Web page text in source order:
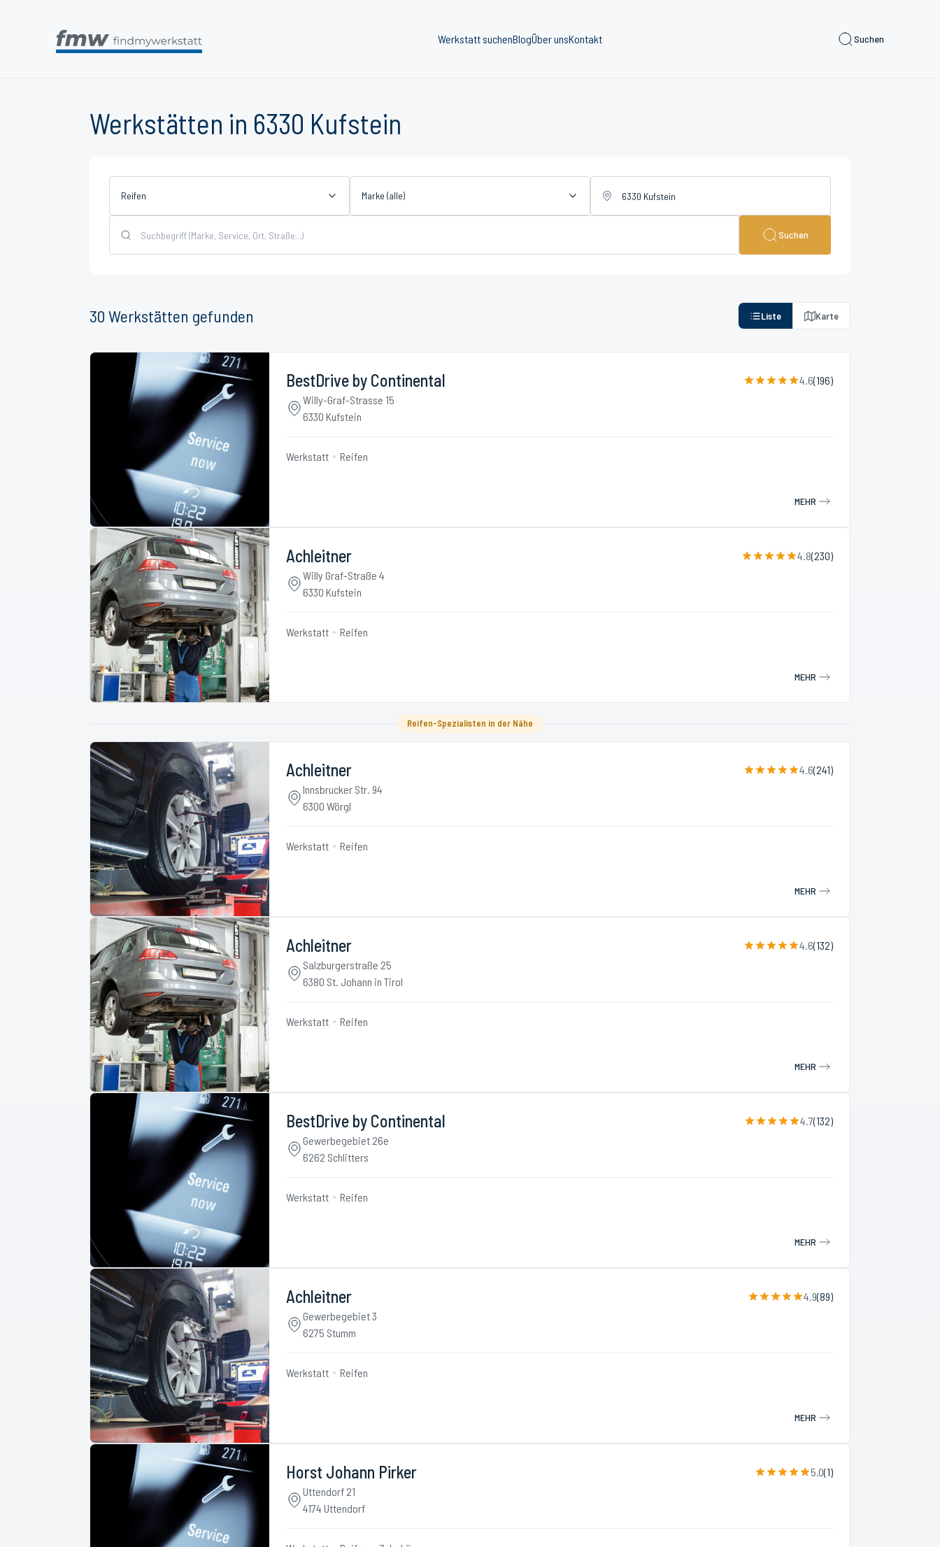
Werkstatt suchenBlogÜber unsKontakt Suchen
Werkstätten in 6330 Kufstein
Reifen Marke (alle)
Suchen
30 Werkstätten gefunden Liste Karte
BestDrive by Continental 4.6(196)
Willy-Graf-Strasse 15
6330 Kufstein
Werkstatt Reifen
MEHR
Achleitner 4.8(230)
Willy Graf-Straße 4
6330 Kufstein
Werkstatt Reifen
MEHR
Reifen-Spezialisten in der Nähe
Achleitner 4.6(241)
Innsbrucker Str. 94
6300 Wörgl
Werkstatt Reifen
MEHR
Achleitner 4.6(132)
Salzburgerstraße 25
6380 St. Johann in Tirol
Werkstatt Reifen
MEHR
BestDrive by Continental 4.7(132)
Gewerbegebiet 26e
6262 Schlitters
Werkstatt Reifen
MEHR
Achleitner 4.9(89)
Gewerbegebiet 3
6275 Stumm
Werkstatt Reifen
MEHR
Horst Johann Pirker 5.0(1)
Uttendorf 21
4174 Uttendorf